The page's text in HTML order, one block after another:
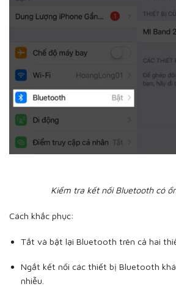
Kiểm tra kết nối Bluetooth có
Cách khắc phục:
Tắt và bật lại Bluetooth trên cả hai
Ngắt kết nối các thiết bị Bluetooth
nhiễu.